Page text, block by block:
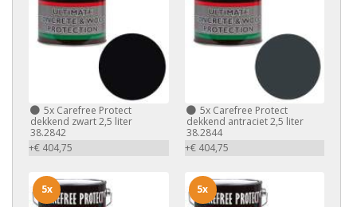
5x Carefree Protect
dekkend zwart 2,5 liter
38.2842
+€ 404,75
5xCarefree Protect
dekkend antraciet 2,5 liter
38.2844
+€ 404,75
5x 5x